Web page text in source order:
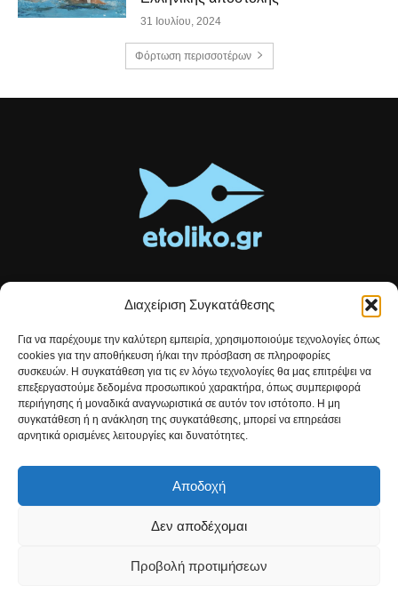
Διαχείριση Συγκατάθεσης
Για να παρέχουμε την καλύτερη εμπειρία, χρησιμοποιούμε τεχνολογίες όπως
cookies για την αποθήκευση ή/και την πρόσβαση σε πληροφορίες
συσκευών. Η συγκατάθεση για τις εν λόγω τεχνολογίες θα μας επιτρέψει να
επεξεργαστούμε δεδομένα προσωπικού χαρακτήρα, όπως συμπεριφορά
περιήγησης ή μοναδικά αναγνωριστικά σε αυτόν τον ιστότοπο. Η μη
συγκατάθεση ή η ανάκληση της συγκατάθεσης, μπορεί να επηρεάσει
αρνητικά ορισμένες λειτουργίες και δυνατότητες.
Αποδοχή
Δεν αποδέχομαι
Προβολή προτιμήσεων
31 Ιουλίου, 2024
Φόρτωση περισσοτέρων
Τοπικές ειδήσεις, αναλύσεις και ιστορίες από το Αιτωλικό
Αρθρογραφία που συνδέει, εμπνέει και ενημερώνει.
Επικοινωνήστε μαζί μας:etolikogr@gmail.com
ΒΡΕΙΤΕ ΜΑΣ